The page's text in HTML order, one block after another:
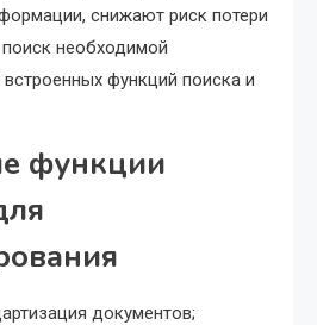
снижают риск потери
необходимой
функций поиска и
функции
документов;